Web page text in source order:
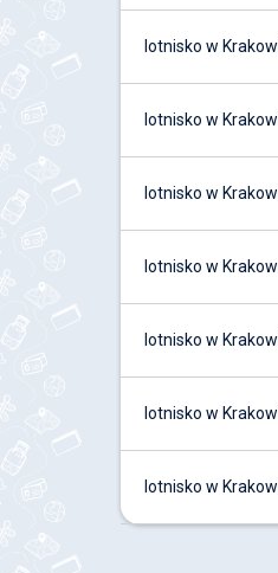
lotnisko w
lotnisko w
lotnisko w
lotnisko w
lotnisko w
lotnisko w
lotnisko w